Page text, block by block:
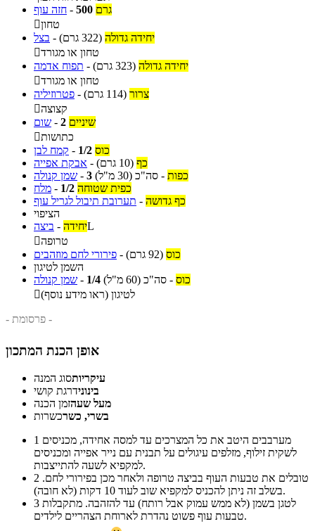
חזה עוף - 500 גרם
טחון
בצל - יחידה גדולה (322 גרם)
טחון או מגורד
תפוח אדמה - יחידה גדולה (323 גרם)
טחון או מגורד
פטרוזיליה - צרור (114 גרם)
קצוצה
שום - 2 שיניים
כתושות
קמח לבן - 1/2 כוס
אבקת אפייה - כף (10 גרם)
שמן קנולה - 3 כפות - סה"כ (30 מ"ל)
מלח - 1/2 כפית שטוחה
תערובת תיבול לגריל עוף - כף גדושה
הציפוי
ביצה - יחידהL
טרופה
פירורי לחם מוזהבים - כוס (92 גרם)
השמן לטיגון
שמן קנולה - 1/4 כוס - סה"כ (60 מ"ל)
לטיגון (ראו מידע נוסף)
- פרסומת -
אופן הכנת המתכון
עיקריותסוג המנה
בינונידרגת קושי
מעל שעהזמן הכנה
בשרי, כשרכשרות
1
לשקית זילוף, מזלפים עיגולים על תבנית עם נייר אפייה ומכניסים
למקפיא לשעה להתייצבות.
2
בשלב זה ניתן להכניס למקפיא שוב לעוד 10 דקות (לא חובה).
3
טבעות עוף פשוט נהדרת לארוחת הצהריים לילדים.